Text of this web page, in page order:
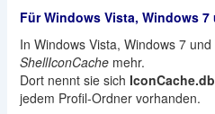
Für Windows Vista, Windows
In Windows Vista, Windows 7
ShellIconCachemehr.
Dort nennt sie sich IconCache.db
jedem Profil-Ordner vorhanden.